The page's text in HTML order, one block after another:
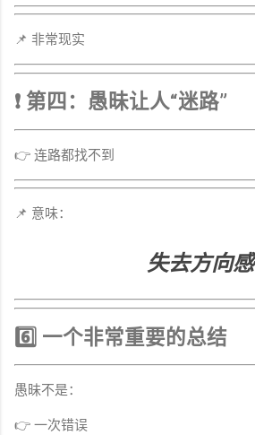
📌 非常现实
❗ 第四：愚昧让人“迷路”
👉 连路都找不到
📌 意味：
失去方向感
6️⃣ 一个非常重要的总结
愚昧不是：
👉 一次错误